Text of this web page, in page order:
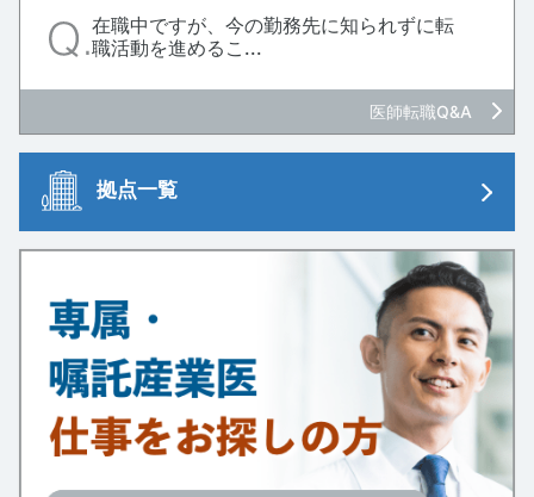
在職中ですが、今の勤務先に知られずに転
職活動を進めるこ...
医師転職Q&A
拠点一覧